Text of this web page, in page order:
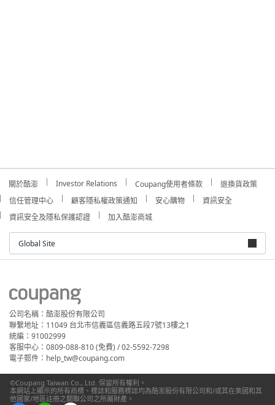
關於酷澎 Investor Relations Coupang使用者條款
退換貨政策
信任管理中心
顧客隱私權政策通知 安心購物
資訊安全
資訊安全及隱私保護認證
加入酷澎商城
Global Site
公司名稱：酷澎股份有限公司
聯繫地址：11049 台北市信義區信義路五段7號13樓之1
統編：91002999
客服中心：0809-088-810 (免費) / 02-5592-7298
電子郵件：help_tw@coupang.com
©Coupang Taiwan Co., Ltd. 保留所有權利。
本網站上顯示的所有商標、標誌和服務標誌均為酷澎股份有限公司和/或其在美國和其
他國家/地區註冊之關聯公司之所屬財產。